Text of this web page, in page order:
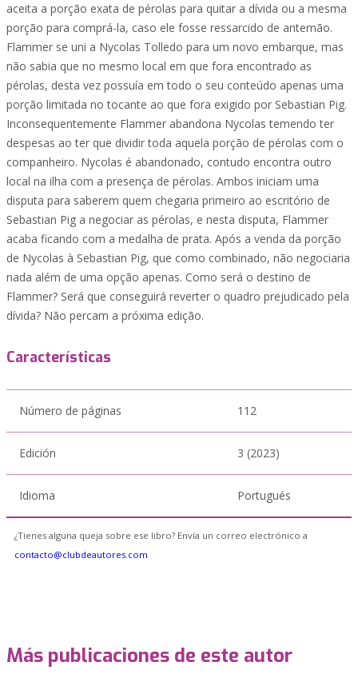
aceita a porção exata de pérolas para quitar a dívida ou a mesma
porção para comprá-la, caso ele fosse ressarcido de antemão.
Flammer se uni a Nycolas Tolledo para um novo embarque, mas
não sabia que no mesmo local em que fora encontrado as
pérolas, desta vez possuía em todo o seu conteúdo apenas uma
porção limitada no tocante ao que fora exigido por Sebastian Pig.
Inconsequentemente Flammer abandona Nycolas temendo ter
despesas ao ter que dividir toda aquela porção de pérolas com o
companheiro. Nycolas é abandonado, contudo encontra outro
local na ilha com a presença de pérolas. Ambos iniciam uma
disputa para saberem quem chegaria primeiro ao escritório de
Sebastian Pig a negociar as pérolas, e nesta disputa, Flammer
acaba ficando com a medalha de prata. Após a venda da porção
de Nycolas à Sebastian Pig, que como combinado, não negociaria
nada além de uma opção apenas. Como será o destino de
Flammer? Será que conseguirá reverter o quadro prejudicado pela
dívida? Não percam a próxima edição.
Características
Número de páginas 112
Edición 3 (2023)
Idioma Portugués
¿Tienes alguna queja sobre ese libro? Envía un correo electrónico a
contacto@clubdeautores.com
Más publicaciones de este autor